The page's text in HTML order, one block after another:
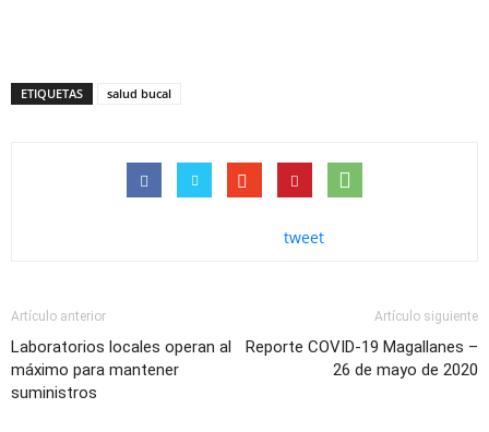
ETIQUETAS salud bucal
tweet
Artículo anterior
Laboratorios locales operan al
máximo para mantener
suministros
Artículo siguiente
Reporte COVID-19 Magallanes –
26 de mayo de 2020